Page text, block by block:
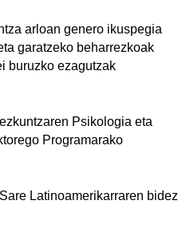
arloan genero ikuspegia
garatzeko beharrezkoak
buruzko ezagutzak
Psikologia eta
Programarako
Latinoamerikarraren bidez